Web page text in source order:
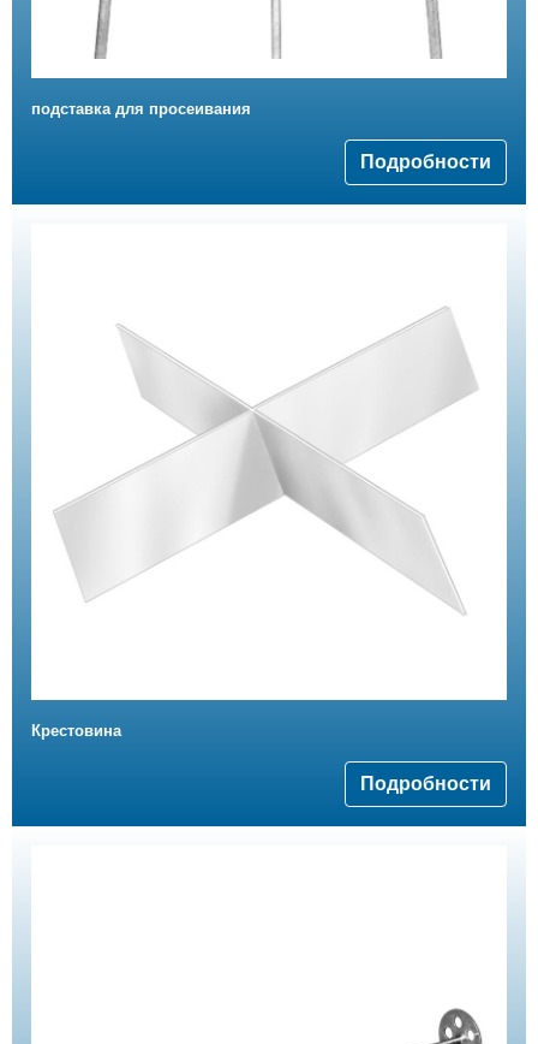
подставка для просеивания
Подробности
Крестовина
Подробности